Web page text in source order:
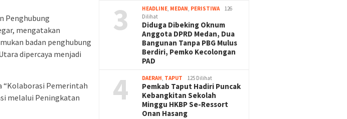
Penghubung
mengatakan
badan penghubung
dipercaya menjadi
“Kolaborasi Pemerintah
melalui Peningkatan
3 HEADLINE, MEDAN, PERISTIWA
126
Dilihat
Diduga Dibeking Oknum
Anggota DPRD Medan, Dua
Bangunan Tanpa PBG Mulus
Berdiri, Pemko Kecolongan
PAD
4 DAERAH, TAPUT 125 Dilihat
Pemkab Taput Hadiri Puncak
Kebangkitan Sekolah
Minggu HKBP Se-Ressort
Onan Hasang